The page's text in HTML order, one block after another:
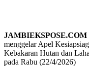
menggelar Apel
Kebakaran Hutan dan
pada Rabu (22/4/2026)